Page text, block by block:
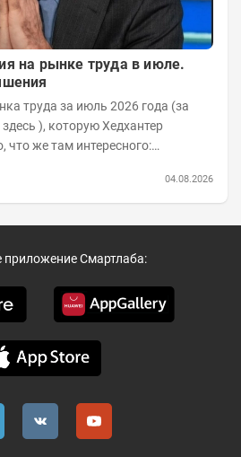
на рынке труда в июле.
что же там интересного:
04.08.2026
приложение Смартлаба: